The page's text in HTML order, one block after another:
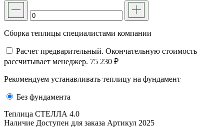
Сборка теплицы специалистами компании
Расчет предварительный. Окончательную стоимость
рассчитывает менеджер. 75 230 ₽
Рекомендуем устанавливать теплицу на фундамент
Без фундамента
Теплица СТЕЛЛА 4.0
Наличие Доступен для заказа Артикул 2025